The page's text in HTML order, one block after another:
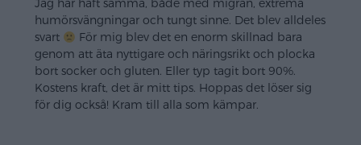
Jag har haft samma, både med migrän, extrema
humörsvängningar och tungt sinne. Det blev alldeles
svart
För mig blev det en enorm skillnad bara
genom att äta nyttigare och näringsrikt och plocka
bort socker och gluten. Eller typ tagit bort 90%.
Kostens kraft, det är mitt tips. Hoppas det löser sig
för dig också! Kram till alla som kämpar.